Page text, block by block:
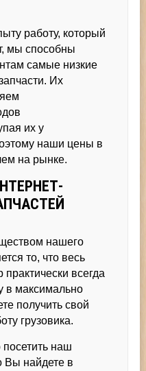
работу, который
мы способны
самые низкие
Их
их у
наши цены в
на рынке.
нашего
то, что весь
всегда
в максимально
получить свой
грузовика.
наш
Вы найдете в